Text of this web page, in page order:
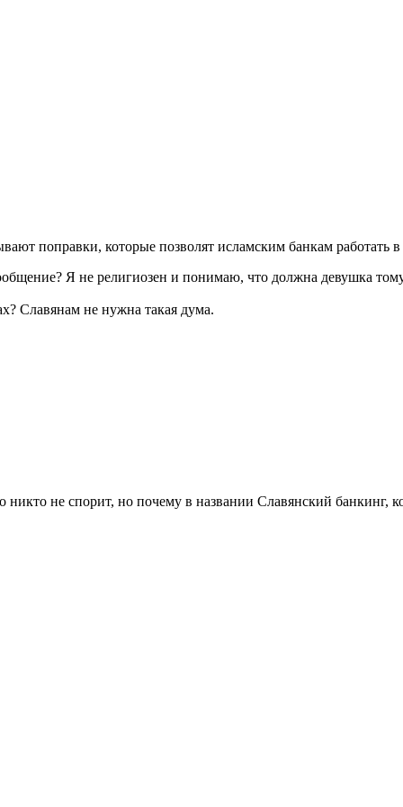
поправки, которые позволят исламским банкам работать
Я не религиозен и понимаю, что должна девушка
Славянам не нужна такая дума.
не спорит, но почему в названии Славянский банкинг,